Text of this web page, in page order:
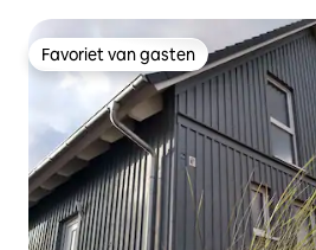
Favoriet van gasten
Favoriet van gasten